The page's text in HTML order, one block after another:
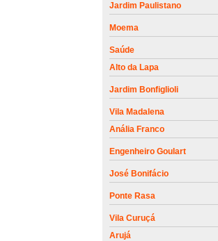
Jardim Paulistano
Moema
Saúde
Alto da Lapa
Jardim Bonfiglioli
Vila Madalena
Anália Franco
Engenheiro Goulart
José Bonifácio
Ponte Rasa
Vila Curuçá
Arujá